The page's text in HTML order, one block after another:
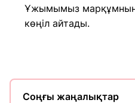
Ұжымымыз
көңіл айтады.
Соңғы жаңалықтар